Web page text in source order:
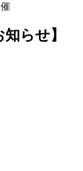
らせ】